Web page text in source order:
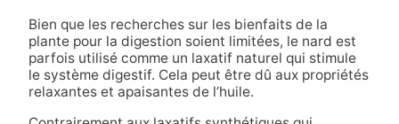
Bien que les recherches sur les bienfaits de la
plante pour la digestion soient limitées, le nard est
parfois utilisé comme un laxatif naturel qui stimule
le système digestif. Cela peut être dû aux propriétés
relaxantes et apaisantes de l’huile.